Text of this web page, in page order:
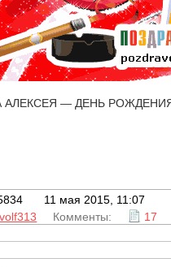
АЛЕКСЕЯ — ДЕНЬ
11 мая 2015, 11:07
Комменты: 17